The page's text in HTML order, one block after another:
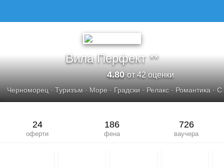
Вила Перфект **
4.80от 42 оценки
Черноморец · Туризъм · Море · Градски · Релакс · Романтика · С
24
оферти
186
фена
726
ваучера